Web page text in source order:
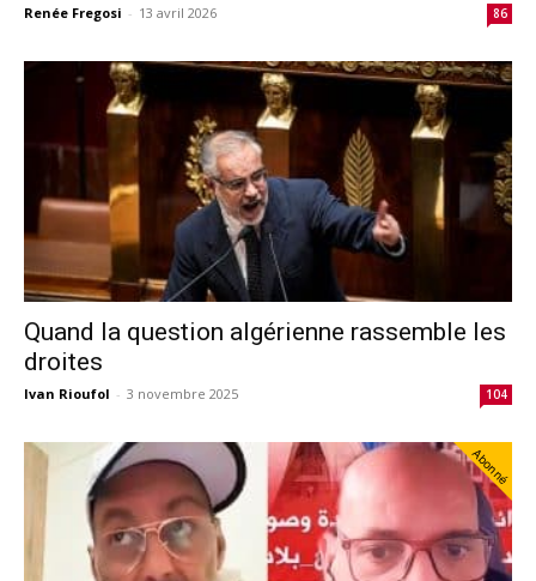
Renée Fregosi - 13 avril 2026 86
Quand la question algérienne rassemble les
droites
Ivan Rioufol - 3 novembre 2025 104
Abonné